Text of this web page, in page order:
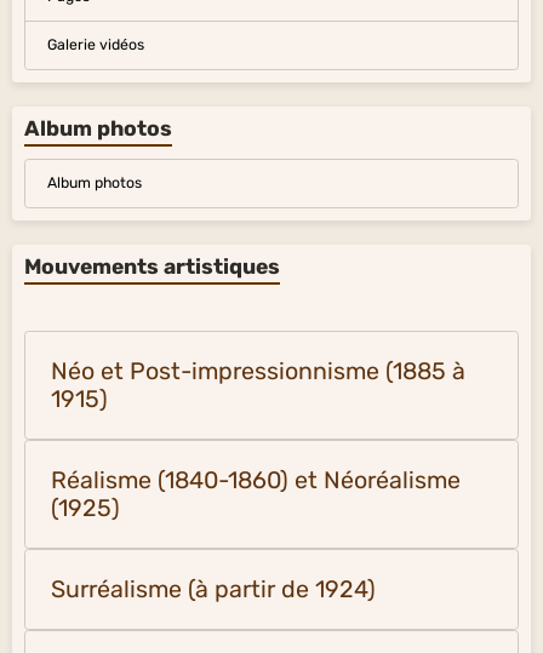
Galerie vidéos
Album photos
Album photos
Mouvements artistiques
Néo et Post-impressionnisme (1885 à
1915)
Réalisme (1840-1860) et Néoréalisme
(1925)
Surréalisme (à partir de 1924)